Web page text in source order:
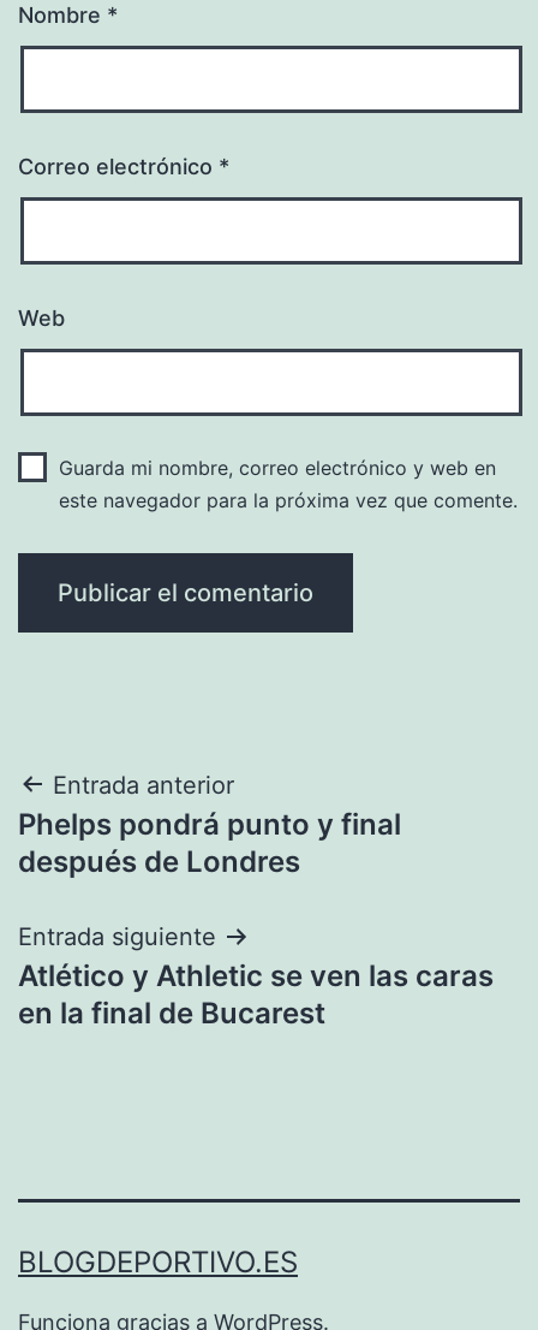
Nombre *
Correo electrónico *
Web
Guarda mi nombre, correo electrónico y web en
este navegador para la próxima vez que comente.
Navegación
de
Entrada anterior
Phelps pondrá punto y final
después de Londres
Entrada siguiente
Atlético y Athletic se ven las caras
en la final de Bucarest
BLOGDEPORTIVO.ES
Funciona gracias a WordPress.